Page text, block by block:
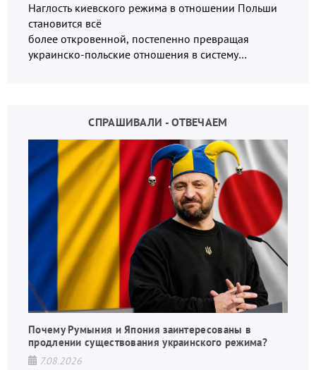
Наглость киевского режима в отношении Польши
становится всё
более откровенной, постепенно превращая
украинско-польские отношения в систему
СПРАШИВАЛИ - ОТВЕЧАЕМ
Почему Румыния и Япония заинтересованы в
продлении существования украинского режима?
7.08.2026